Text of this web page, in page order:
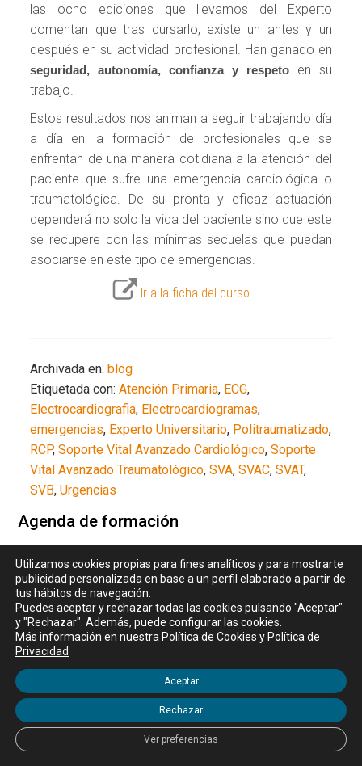
las ocho ediciones que llevamos del Experto
comentan que tras cursarlo, existe un antes y un
después en su actividad profesional. Han ganado en
seguridad, autonomía, confianza y respetoen su
trabajo.
Estos resultados nos animan a seguir trabajando día
a día en la formación de profesionales que se
enfrentan de una manera cotidiana a la atención del
paciente que sufre una emergencia cardiológica o
traumatológica. De su pronta y eficaz actuación
dependerá no solo la vida del paciente sino que este
se recupere con las mínimas secuelas que puedan
asociarse en este tipo de emergencias.
Ir a la ficha del curso
Archivada en:blog
Etiquetada con:Atención Primaria, ECG,
Electrocardiografia, Electrocardiogramas,
emergencias, Experto Universitario, Politraumatizado,
RCP,Soporte Vital Avanzado Cardiológico,Soporte
Vital Avanzado Traumatológico,SVA,SVAC,SVAT,
SVB,Urgencias
Agenda de formación
01/09/26
Microcredencial Consultoría en agricultura sostenible y una
sola saludVer
01/09/26
Microcredencial Inmunoterapia en cáncer de piel
09/09/26
Microcredencial Ecografía Transfontanelar Neonatal
14/09/26
Utilizamos cookies propias para fines analíticos y para mostrarte
publicidad personalizada en base a un perfil elaborado a partir de
tus hábitos de navegación.
Puedes aceptar y rechazar todas las cookies pulsando "Aceptar"
y "Rechazar". Además, puede configurar las cookies.
Más información en nuestra Política de Cookies y Política de
Privacidad
Aceptar
Rechazar
Ver preferencias